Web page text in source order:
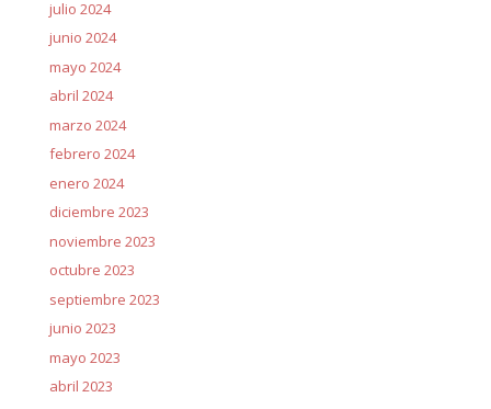
julio 2024
junio 2024
mayo 2024
abril 2024
marzo 2024
febrero 2024
enero 2024
diciembre 2023
noviembre 2023
octubre 2023
septiembre 2023
junio 2023
mayo 2023
abril 2023